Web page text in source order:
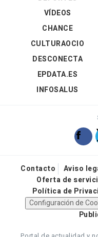
VÍDEOS
CHANCE
CULTURAOCIO
DESCONECTA
EPDATA.ES
INFOSALUS
Contacto Aviso
Oferta de
Política de
Configuración de